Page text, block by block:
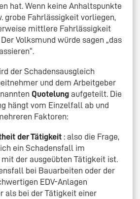
hat. Wenn keine Anhaltspunkte
grobe Fahrlässigkeit vorliegen,
mittlere Fahrlässigkeit
Volksmund würde sagen „das
der Schadensausgleich
und dem Arbeitgeber
Quotelung aufgeteilt. Die
hängt vom Einzelfall ab und
Faktoren:
der Tätigkeit : also die Frage,
ein Schadensfall im
der ausgeübten Tätigkeit ist.
bei Bauarbeiten oder der
EDV-Anlagen
als bei der Tätigkeit einer